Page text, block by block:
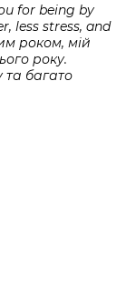
for being by
less stress, and
роком, мій
року.
та багато